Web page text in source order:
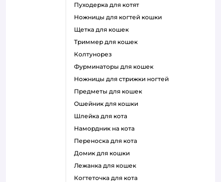
пуходерка для котят
ножницы для когтей кошки
щетка для кошек
триммер для кошек
колтунорез
фурминаторы для кошек
ножницы для стрижки ногтей
предметы для кошек
ошейник для кошки
шлейка для кота
намордник на кота
переноска для кота
домик для кошки
лежанка для кошек
когтеточка для кота